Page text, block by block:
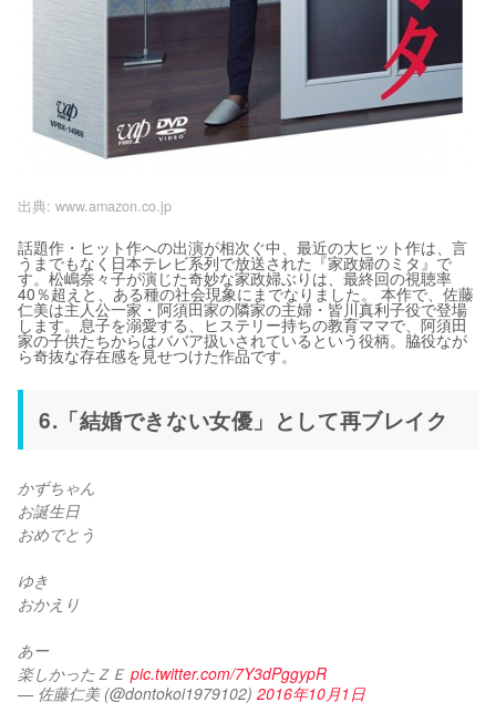
出典: www.amazon.co.jp
話題作・ヒット作への出演が相次ぐ中、最近の大ヒット作は、言
うまでもなく日本テレビ系列で放送された『家政婦のミタ』で
す。松嶋奈々子が演じた奇妙な家政婦ぶりは、最終回の視聴率
40％超えと、ある種の社会現象にまでなりました。 本作で、佐藤
仁美は主人公一家・阿須田家の隣家の主婦・皆川真利子役で登場
します。息子を溺愛する、ヒステリー持ちの教育ママで、阿須田
家の子供たちからはババア扱いされているという役柄。脇役なが
ら奇抜な存在感を見せつけた作品です。
6.「結婚できない女優」として再ブレイク
かずちゃん
お誕生日
おめでとう
ゆき
おかえり
あー
楽しかったＺＥ pic.twitter.com/7Y3dPggypR
— 佐藤仁美 (@dontokoi1979102) 2016年10月1日